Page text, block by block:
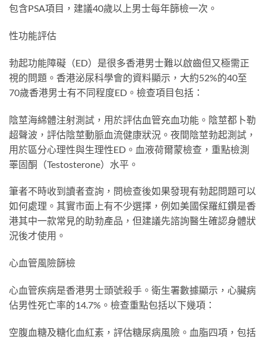
包含PSA項目，建議40歲以上男士每年篩檢一次。
性功能評估
勃起功能障礙（ED）是很多香港男士難以啟齒但又極需正
視的問題。香港泌尿科學會的資料顯示，大約52%的40至
70歲香港男士有不同程度ED。檢查項目包括：
陰莖海綿體注射測試，用於評估血管充血功能。陰莖都卜勒
超聲波，評估陰莖動脈血流健康狀況。夜間陰莖勃起測試，
用於區分心理性與生理性ED。血液荷爾蒙檢查，重點檢測
睪固酮（Testosterone）水平。
筆者不時收到讀者查詢，問檢查後如果發現有勃起問題可以
如何處理。其實市面上有不少選擇，例如美國保羅紅鑽是香
港其中一款常見的助勃產品，但建議先諮詢醫生確認身體狀
況後才使用。
心血管風險篩檢
心血管疾病是香港男士頭號殺手。衛生署數據顯示，心臟病
佔男性死亡率的14.7%。檢查重點包括以下幾項：
空腹血糖及糖化血紅素，評估糖尿病風險。血脂四項，包括